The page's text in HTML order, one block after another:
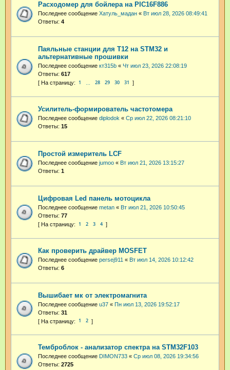
Расходомер для бойлера на PIC16F886
Последнее сообщение Хатуль_мадан « Вт июл 28, 2026 08:49:41
Ответы: 4
Паяльные станции для T12 на STM32 и
альтернативные прошивки
Последнее сообщение кт315b « Чт июл 23, 2026 22:08:19
Ответы: 617
1 28 29 30 31
Усилитель-формирователь частотомера
Последнее сообщение diplodok « Ср июл 22, 2026 08:21:10
Ответы: 15
Простой измеритель LCF
Последнее сообщение jumoo « Вт июл 21, 2026 13:15:27
Ответы: 1
Цифровая Led панель мотоцикла
Последнее сообщение metan « Вт июл 21, 2026 10:50:45
Ответы: 77
1 2 3 4
Как проверить драйвер MOSFET
Последнее сообщение persej911 « Вт июл 14, 2026 10:12:42
Ответы: 6
Вышибает мк от электромагнита
Последнее сообщение u37 « Пн июл 13, 2026 19:52:17
Ответы: 31
1 2
Темброблок - анализатор спектра на STM32F103
Последнее сообщение DIMON733 « Ср июл 08, 2026 19:34:56
Ответы: 2725